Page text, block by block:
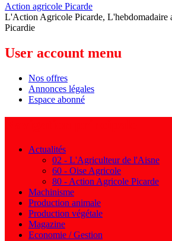
Action agricole Picarde
L'Action Agricole Picarde, L'hebdomadaire
Picardie
User account menu
Nos offres
Annonces légales
Espace abonné
Actualités
02 - L'Agriculteur de l'Aisne
60 - Oise Agricole
80 - Action Agricole Picarde
Machinisme
Production animale
Production végétale
Magazine
Economie / Gestion